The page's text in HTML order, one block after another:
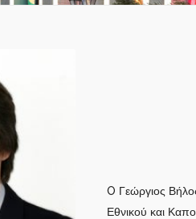
O Γεώργιος
Εθνικού και